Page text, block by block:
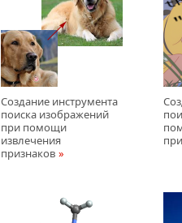
Создание инструмента
поиска изображений
при помощи
извлечения
признаков